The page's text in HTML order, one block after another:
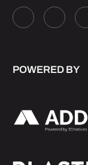
POWERED BY